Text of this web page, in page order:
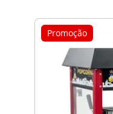
Promoção